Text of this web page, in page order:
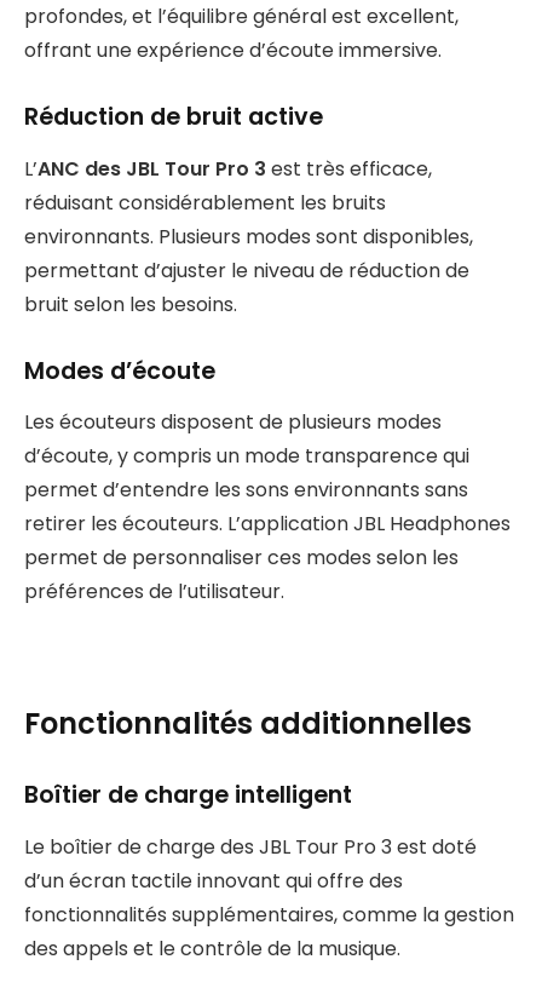
profondes, et l’équilibre général est excellent,
offrant une expérience d’écoute immersive.
Réduction de bruit active
L’ANC des JBL Tour Pro 3 est très efficace,
réduisant considérablement les bruits
environnants. Plusieurs modes sont disponibles,
permettant d’ajuster le niveau de réduction de
bruit selon les besoins.
Modes d’écoute
Les écouteurs disposent de plusieurs modes
d’écoute, y compris un mode transparence qui
permet d’entendre les sons environnants sans
retirer les écouteurs. L’application JBL Headphones
permet de personnaliser ces modes selon les
préférences de l’utilisateur.
Fonctionnalités additionnelles
Boîtier de charge intelligent
Le boîtier de charge des JBL Tour Pro 3 est doté
d’un écran tactile innovant qui offre des
fonctionnalités supplémentaires, comme la gestion
des appels et le contrôle de la musique.